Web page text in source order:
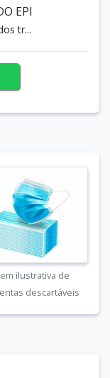
EPI
tr...
ilustrativa de
descartáveis